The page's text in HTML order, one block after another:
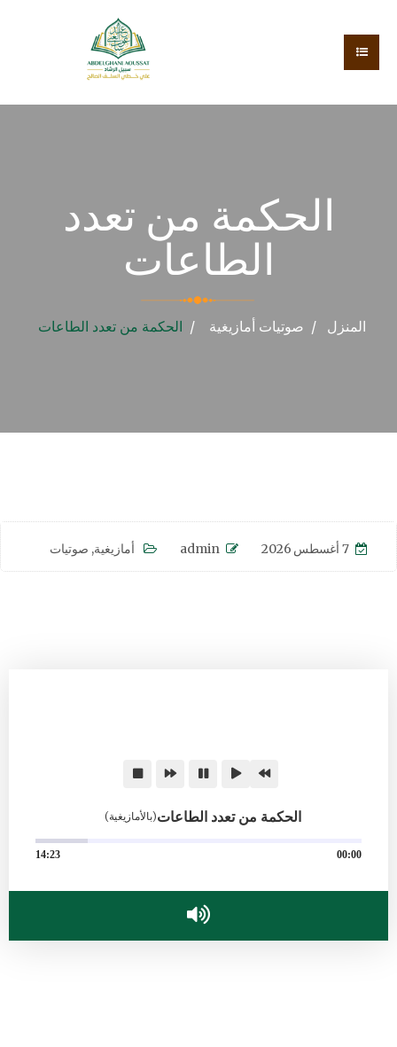
الحكمة من تعدد
الطاعات
المنزل صوتيات أمازيغية الحكمة من تعدد الطاعات
7 أغسطس 2026 admin أمازيغية, صوتيات
الحكمة من تعدد الطاعات(بالأمازيغية)
00:00
14:23